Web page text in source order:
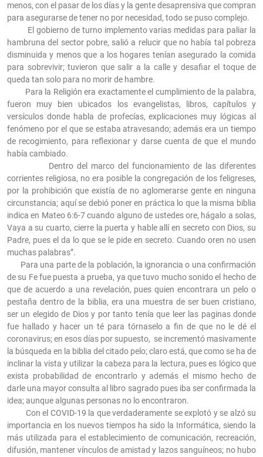
menos, con el pasar de los días y la gente desaprensiva que compran
para asegurarse de tener no por necesidad, todo se puso complejo.
El gobierno de turno implemento varias medidas para paliar la
hambruna del sector pobre, salió a relucir que no había tal pobreza
disminuida y menos que a los hogares tenían asegurado la comida
para sobrevivir; tuvieron que salir a la calle y desafiar el toque de
queda tan solo para no morir de hambre.
Para la Religión era exactamente el cumplimiento de la palabra,
fueron muy bien ubicados los evangelistas, libros, capítulos y
versículos donde habla de profecías, explicaciones muy lógicas al
fenómeno por el que se estaba atravesando; además era un tiempo
de recogimiento, para reflexionar y darse cuenta de que el mundo
había cambiado.
Dentro del marco del funcionamiento de las diferentes
corrientes religiosa, no era posible la congregación de los feligreses,
por la prohibición que existía de no aglomerarse gente en ninguna
circunstancia; aquí se debió poner en práctica lo que la misma biblia
indica en Mateo 6:6-7 cuando alguno de ustedes ore, hágalo a solas,
Vaya a su cuarto, cierre la puerta y hable allí en secreto con Dios, su
Padre, pues el da lo que se le pide en secreto. Cuando oren no usen
muchas palabras”.
Para una parte de la población, la ignorancia o una confirmación
de su Fe fue puesta a prueba, ya que tuvo mucho sonido el hecho de
que de acuerdo a una revelación, pues quien encontrara un pelo o
pestaña dentro de la biblia, era una muestra de ser buen cristiano,
ser un elegido de Dios y por tanto tenía que leer las paginas donde
fue hallado y hacer un té para tórnaselo a fin de que no le dé el
coronavirus; en esos días por supuesto, se incrementó masivamente
la búsqueda en la biblia del citado pelo; claro está, que como se ha de
inclinar la vista y utilizar la cabeza para la lectura, pues es lógico que
exista probabilidad de encontrarlo y además el mismo hecho de
darle una mayor consulta al libro sagrado pues iba ser confirmada la
idea; aunque algunas personas no lo encontraron.
Con el COVID-19 la que verdaderamente se explotó y se alzó su
importancia en los nuevos tiempos ha sido la Informática, siendo la
más utilizada para el establecimiento de comunicación, recreación,
difusión, mantener vínculos de amistad y lazos sanguíneos; no hubo